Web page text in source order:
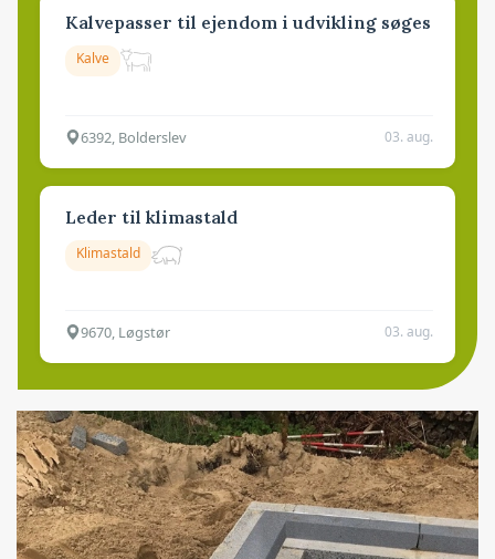
Kalvepasser til ejendom i udvikling søges
Kalve
6392, Bolderslev 03. aug.
Leder til klimastald
Klimastald
9670, Løgstør 03. aug.